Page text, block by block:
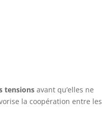
tensionsavant qu’elles ne
la coopération entre les